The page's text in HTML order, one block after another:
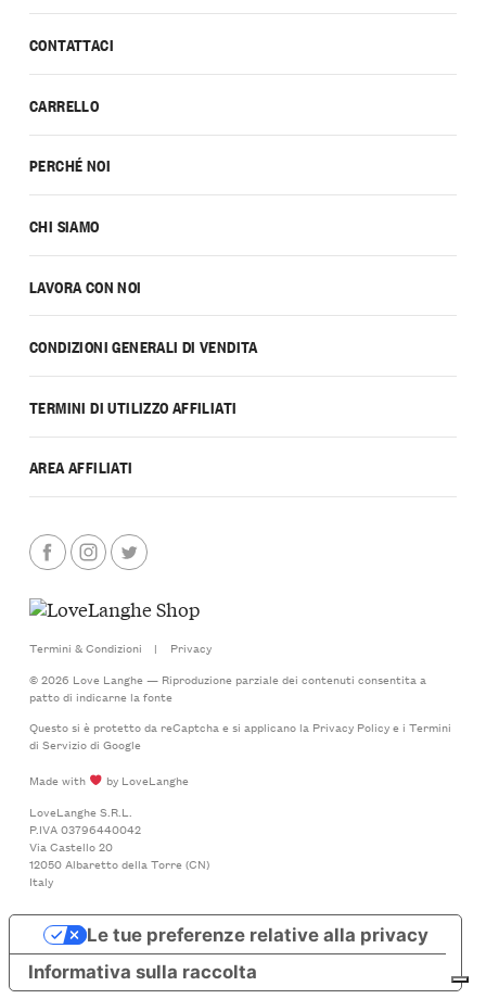
CONTATTACI
CARRELLO
PERCHÉ NOI
CHI SIAMO
LAVORA CON NOI
CONDIZIONI GENERALI DI VENDITA
TERMINI DI UTILIZZO AFFILIATI
AREA AFFILIATI
Termini & Condizioni |
Privacy
© 2026 Love Langhe — Riproduzione parziale dei contenuti consentita a
patto di indicarne la fonte
Questo si è protetto da reCaptcha e si applicano la Privacy Policye i Termini
di Serviziodi Google
Made with
by LoveLanghe
LoveLanghe S.R.L.
P.IVA 03796440042
Via Castello 20
12050 Albaretto della Torre (CN)
Italy
Informativa sulla raccolta
Le tue preferenze relative alla privacy